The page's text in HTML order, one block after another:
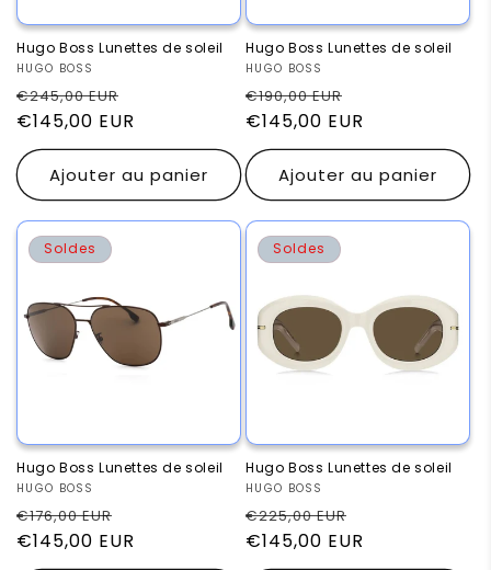
Hugo Boss Lunettes de soleil
Fournisseur :
HUGO BOSS
Prix
habituel
€245,00 EUR
promotionnel
€145,00 EUR
Ajouter au panier
Hugo Boss Lunettes de soleil
Fournisseur :
HUGO BOSS
Prix
habituel
€190,00 EUR
promotionnel
€145,00 EUR
Ajouter au panier
Soldes
Hugo Boss Lunettes de soleil
Fournisseur :
HUGO BOSS
Prix
habituel
€176,00 EUR
promotionnel
€145,00 EUR
Soldes
Hugo Boss Lunettes de soleil
Fournisseur :
HUGO BOSS
Prix
habituel
€225,00 EUR
promotionnel
€145,00 EUR